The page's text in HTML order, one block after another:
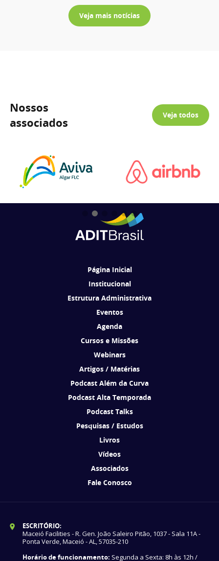
Veja mais notícias
Nossos
associados
Veja todos
Página Inicial
Institucional
Estrutura Administrativa
Eventos
Agenda
Cursos e Missões
Webinars
Artigos / Matérias
Podcast Além da Curva
Podcast Alta Temporada
Podcast Talks
Pesquisas / Estudos
Livros
Vídeos
Associados
Fale Conosco
ESCRITÓRIO:
Maceió Facilities - R. Gen. João Saleiro Pitão, 1037 - Sala 11A -
Ponta Verde, Maceió - AL, 57035-210
Horário de funcionamento: Segunda a Sexta: 8h às 12h /